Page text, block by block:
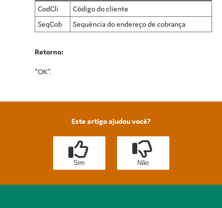
CodCli
Código do cliente
SeqCob
Sequência do endereço de cobrança
Retorno:
"OK".
Este artigo ajudou você?
Sim Não